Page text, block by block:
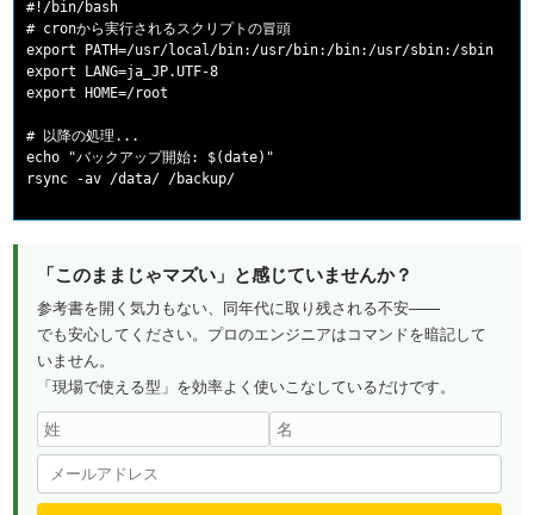
#!/bin/bash
# cronから実行されるスクリプトの冒頭
export PATH=/usr/local/bin:/usr/bin:/bin:/usr/sbin:/sbin
export LANG=ja_JP.UTF-8
export HOME=/root
# 以降の処理...
echo "バックアップ開始: $(date)"
「このままじゃマズい」と感じていませんか？
参考書を開く気力もない、同年代に取り残される不安——
でも安心してください。プロのエンジニアはコマンドを暗記して
いません。
「現場で使える型」を効率よく使いこなしているだけです。